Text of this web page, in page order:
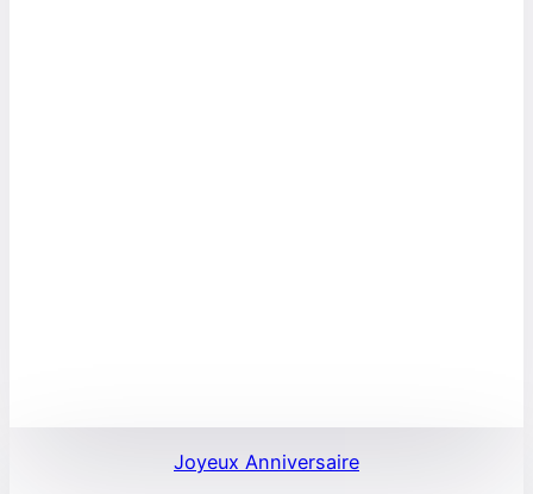
Joyeux Anniversaire